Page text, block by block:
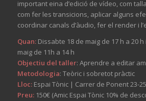
important eina d’edició de vídeo, com
com fer les transicions, aplicar alguns
coordinar canals d’àudio, fer el render i
Quan: Dissabte 18 de maig de 17 h a 20
maig de 11h a 14 h
Objectiu del taller: Aprendre a editar
Metodologia: Teòric i sobretot pràctic
Lloc:Espai Tònic | Carrer de Ponent 23-
Preu: 150€ (Amic Espai Tònic 10% de